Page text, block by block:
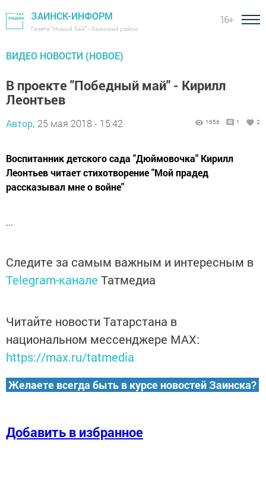
ЗАИНСК-ИНФОРМ
Газета "Новый Зай" - Заинский район
16+
ВИДЕО НОВОСТИ (НОВОЕ)
В проекте "Победный май" - Кирилл
Леонтьев
Автор, 25 мая 2018 - 15:42 1656 1 2
Воспитанник детского сада "Дюймовочка" Кирилл
Леонтьев читает стихотворение "Мой прадед
рассказывал мне о войне"
...
Следите за самым важным и интересным в
Telegram-канале Татмедиа
Читайте новости Татарстана в
национальном мессенджере MАХ:
https://max.ru/tatmedia
Желаете всегда быть в курсе новостей Заинска?
Добавить в избранное